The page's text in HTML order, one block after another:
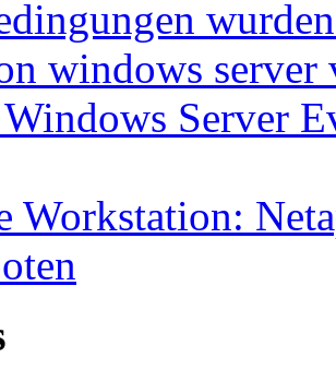
windows server
Server
Workstation: